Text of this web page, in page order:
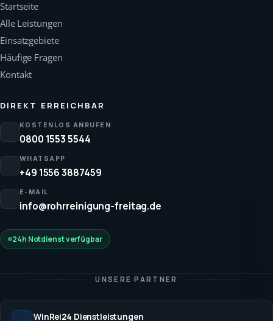
Startseite
Alle Leistungen
Einsatzgebiete
Häufige Fragen
Kontakt
DIREKT ERREICHBAR
KOSTENLOS ANRUFEN
0800 1553 5544
WHATSAPP
+49 1556 3887459
E-MAIL
info@rohrreinigung-freitag.de
24h Notdienst verfügbar
UNSERE PARTNER
WinRei24 Dienstleistungen